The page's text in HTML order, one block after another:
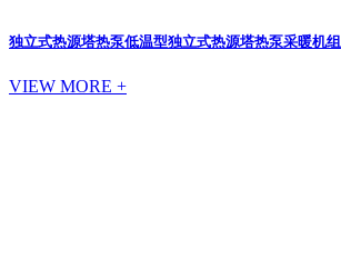
独立式热源塔热泵低温型独立式热源塔热泵采暖机组
VIEW MORE +